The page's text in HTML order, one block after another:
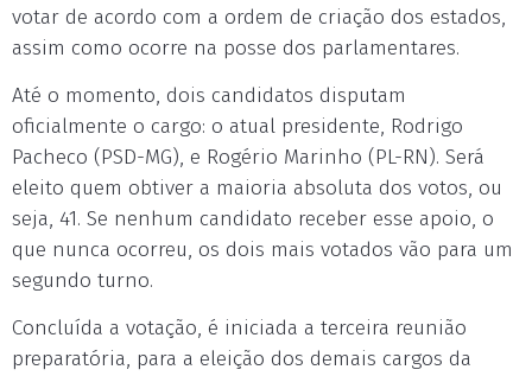
votar de acordo com a ordem de criação dos estados,
assim como ocorre na posse dos parlamentares.
Até o momento, dois candidatos disputam
oficialmente o cargo: o atual presidente, Rodrigo
Pacheco (PSD-MG), e Rogério Marinho (PL-RN). Será
eleito quem obtiver a maioria absoluta dos votos, ou
seja, 41. Se nenhum candidato receber esse apoio, o
que nunca ocorreu, os dois mais votados vão para um
segundo turno.
Concluída a votação, é iniciada a terceira reunião
preparatória, para a eleição dos demais cargos da